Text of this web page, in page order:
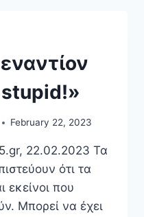
stupid!»
February 22, 2023
22.02.2023 Τα
ότι τα
εκείνοι που
Μπορεί να έχει